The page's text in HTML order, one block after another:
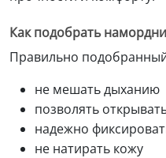
Как подобрать
Правильно
не мешать дыханию
позволять
надежно
не натирать кожу